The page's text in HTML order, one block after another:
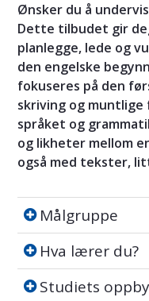
Ønsker du å
Dette tilbudet gir
planlegge, lede og
den engelske
fokuseres på den
skriving og
språket og
og likheter mellom
også med tekster,
Målgruppe
Målgruppe
Hva lærer du?
Hva lærer du?
Studiets
Studiets